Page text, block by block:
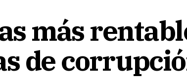
más
de